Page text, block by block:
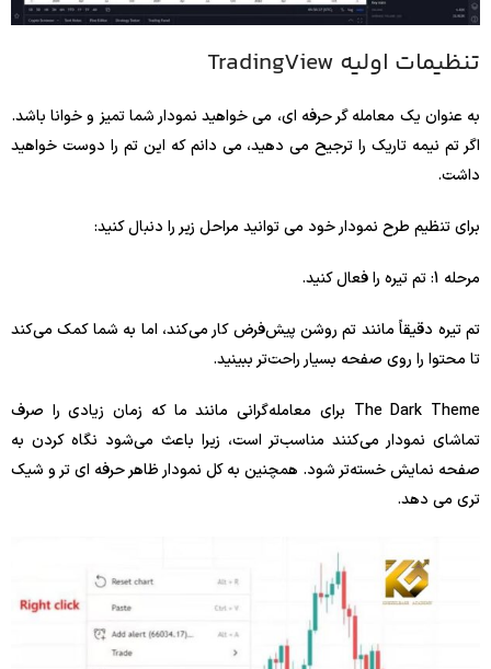
تنظیمات اولیه TradingView
به عنوان یک معامله گر حرفه ای، می خواهید نمودار شما تمیز و خوانا باشد.
اگر تم نیمه تاریک را ترجیح می دهید، می دانم که این تم را دوست خواهید
داشت.
برای تنظیم طرح نمودار خود می توانید مراحل زیر را دنبال کنید:
مرحله 1: تم تیره را فعال کنید.
تم تیره دقیقاً مانند تم روشن پیش‌فرض کار می‌کند، اما به شما کمک می‌کند
تا محتوا را روی صفحه بسیار راحت‌تر ببینید.
The Dark Theme برای معامله‌گرانی مانند ما که زمان زیادی را صرف
تماشای نمودار می‌کنند مناسب‌تر است، زیرا باعث می‌شود نگاه کردن به
صفحه نمایش خسته‌تر شود. همچنین به کل نمودار ظاهر حرفه ای تر و شیک
تری می دهد.